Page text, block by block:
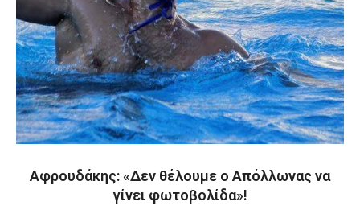
Αφρουδάκης: «Δεν θέλουμε ο Απόλλωνας να
γίνει φωτοβολίδα»!